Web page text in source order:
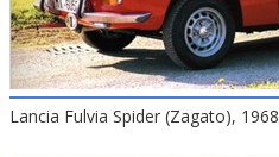
Lancia Fulvia Spider (Zagato), 1968